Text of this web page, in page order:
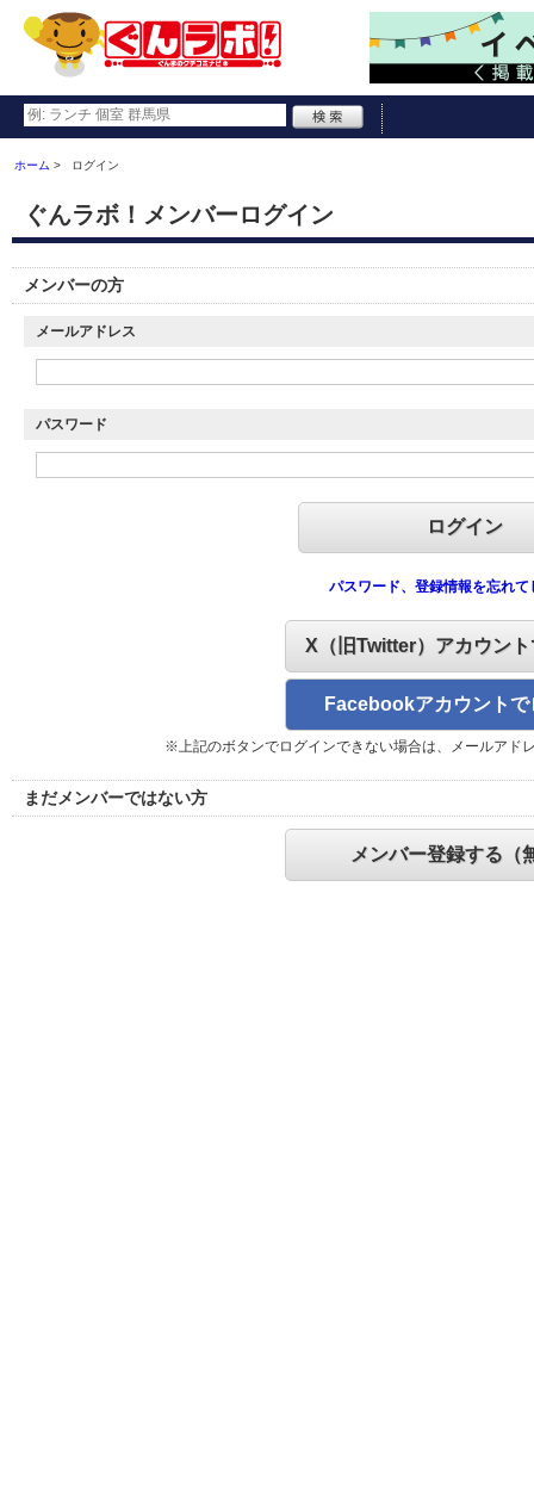
ホーム ログイン
ぐんラボ！メンバーログイン
メンバーの方
メールアドレス
パスワード
パスワード、登録情報を忘れて
X（旧Twitter）アカウン
Facebookアカウントで
※上記のボタンでログインできない場合は、メールアド
まだメンバーではない方
メンバー登録する（